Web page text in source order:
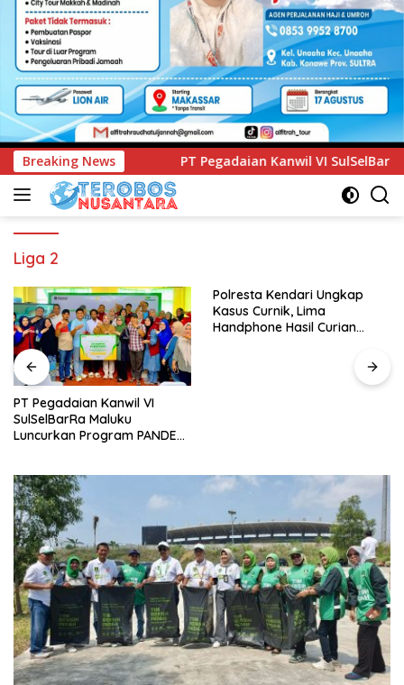
Breaking News
Pegadaian Kanwil VI SulSelBarRa Maluku Luncurkan
Liga 2
PT Pegadaian Kanwil VI
SulSelBarRa Maluku
Luncurkan Program PANDE
Polresta Kendari Ungkap
Kasus Curnik, Lima
Handphone Hasil Curian